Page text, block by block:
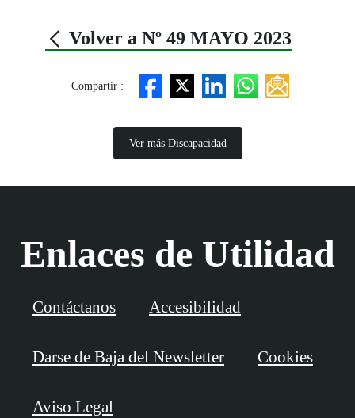
Volver a Nº 49 MAYO 2023
Compartir :
Ver más Discapacidad
Enlaces de Utilidad
Contáctanos Accesibilidad
Darse de Baja del Newsletter Cookies
Aviso Legal